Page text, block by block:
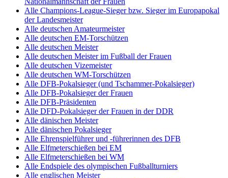
Alle Champions-League-Sieger bzw. Sieger im Europapokal
der Landesmeister
Alle deutschen Amateurmeister
Alle deutschen EM-Torschützen
Alle deutschen Meister
Alle deutschen Meister im Fußball der Frauen
Alle deutschen Vizemeister
Alle deutschen WM-Torschützen
Alle DFB-Pokalsieger (und Tschammer-Pokalsieger)
Alle DFB-Pokalsieger der Frauen
Alle DFB-Präsidenten
Alle DFD-Pokalsieger der Frauen in der DDR
Alle dänischen Meister
Alle dänischen Pokalsieger
Alle Ehrenspielführer und -führerinnen des DFB
Alle Elfmeterschießen bei EM
Alle Elfmeterschießen bei WM
Alle Endspiele des olympischen Fußballturniers
Alle englischen Meister